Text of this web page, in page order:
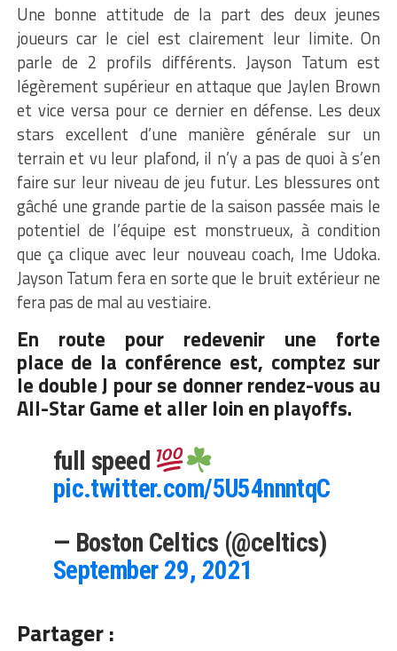
Une bonne attitude de la part des deux jeunes
joueurs car le ciel est clairement leur limite. On
parle de 2 profils différents. Jayson Tatum est
légèrement supérieur en attaque que Jaylen Brown
et vice versa pour ce dernier en défense. Les deux
stars excellent d’une manière générale sur un
terrain et vu leur plafond, il n’y a pas de quoi à s’en
faire sur leur niveau de jeu futur. Les blessures ont
gâché une grande partie de la saison passée mais le
potentiel de l’équipe est monstrueux, à condition
que ça clique avec leur nouveau coach, Ime Udoka.
Jayson Tatum fera en sorte que le bruit extérieur ne
fera pas de mal au vestiaire.
En route pour redevenir une forte
place de la conférence est, comptez sur
le double J pour se donner rendez-vous au
All-Star Game et aller loin en playoffs.
full speed
pic.twitter.com/5U54nnntqC
— Boston Celtics (@celtics)
September 29, 2021
Partager :